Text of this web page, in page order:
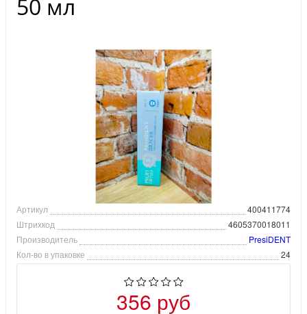
50 мл
Артикул
400411774
Штрихкод
4605370018011
Производитель
PresiDENT
Кол-во в упаковке
24
356 руб